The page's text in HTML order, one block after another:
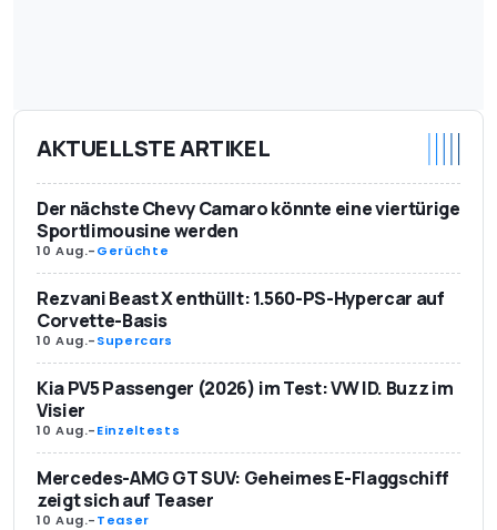
AKTUELLSTE ARTIKEL
Der nächste Chevy Camaro könnte eine viertürige
Sportlimousine werden
10 Aug.-Gerüchte
Rezvani Beast X enthüllt: 1.560-PS-Hypercar auf
Corvette-Basis
10 Aug.-Supercars
Kia PV5 Passenger (2026) im Test: VW ID. Buzz im
Visier
10 Aug.-Einzeltests
Mercedes-AMG GT SUV: Geheimes E-Flaggschiff
zeigt sich auf Teaser
10 Aug.-Teaser